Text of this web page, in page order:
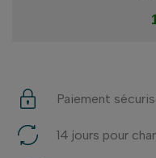
Paiement
14 jours pour